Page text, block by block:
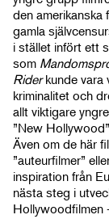
den
gamla
i stället infört ett
som
Riderkunde vara
kriminalitet och
allt viktigare
”New
Även om de här
”auteurfilmer”
inspiration från
nästa steg i
Hollywoodfilmen